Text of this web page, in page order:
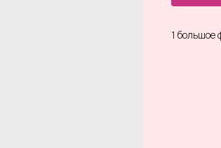
1 большое